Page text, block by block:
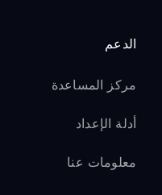
الدعم
مركز المساعدة
أدلة الإعداد
معلومات عنا